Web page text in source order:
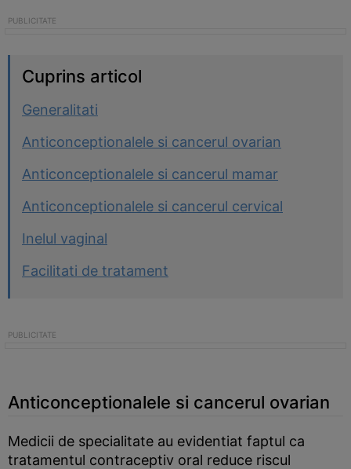
Cuprins articol
Generalitati
Anticonceptionalele si cancerul ovarian
Anticonceptionalele si cancerul mamar
Anticonceptionalele si cancerul cervical
Inelul vaginal
Facilitati de tratament
Anticonceptionalele si cancerul ovarian
Medicii de specialitate au evidentiat faptul ca
tratamentul contraceptiv oral reduce riscul